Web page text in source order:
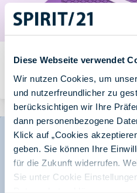
Diese Webseite verwendet
Wir nutzen Cookies, um
und nutzerfreundlicher zu
berücksichtigen wir Ihre
dann personenbezogene
Klick auf „Cookies
geben. Sie können Ihre
für die Zukunft widerrufen.
Sie unter Cookie
Lizenz gekauft, Nutzen
Von Andrea Hauf am 16.06.2026